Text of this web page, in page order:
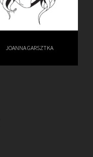
JOANNA GARSZTKA